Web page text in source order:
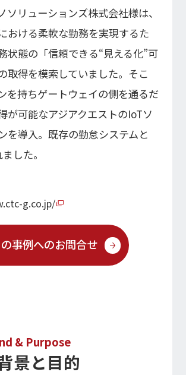
発
グ
ィング
ティング
ョン
ョン／システム
ド導入
／Google Workspace
リティシステム
/ CIM
へ
・ガバナンス
資料
ト株式会社
人
リシー
ィ基本方針
ソリューションズ株式会社様は、
おける柔軟な勤務を実現するた
状態の「信頼できる“見える化”可
取得を模索していました。そこ
を持ちゲートウェイの側を通るだ
が可能なアジアクエストのIoTソ
を導入。既存の勤怠システムと
した。
g.co.jp/
の事例へのお問合せ
& Purpose
景と目的